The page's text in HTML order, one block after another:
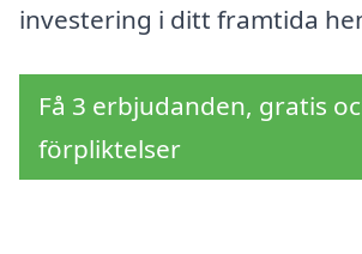
investering i ditt framtida
Få 3 erbjudanden, gratis
förpliktelser